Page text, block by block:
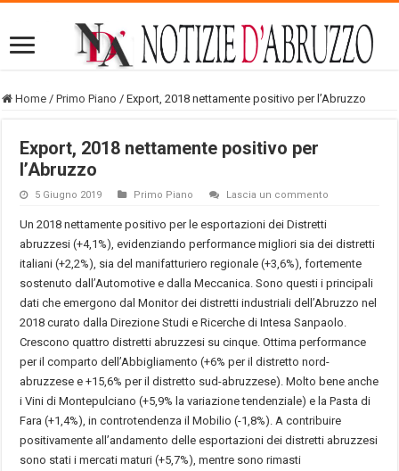
Home / Primo Piano / Export, 2018 nettamente positivo per l’Abruzzo
Export, 2018 nettamente positivo per
l’Abruzzo
5 Giugno 2019 Primo Piano Lascia un commento
Un 2018 nettamente positivo per le esportazioni dei Distretti
abruzzesi (+4,1%), evidenziando performance migliori sia dei distretti
italiani (+2,2%), sia del manifatturiero regionale (+3,6%), fortemente
sostenuto dall’Automotive e dalla Meccanica. Sono questi i principali
dati che emergono dal Monitor dei distretti industriali dell’Abruzzo nel
2018 curato dalla Direzione Studi e Ricerche di Intesa Sanpaolo.
Crescono quattro distretti abruzzesi su cinque. Ottima performance
per il comparto dell’Abbigliamento (+6% per il distretto nord-
abruzzese e +15,6% per il distretto sud-abruzzese). Molto bene anche
i Vini di Montepulciano (+5,9% la variazione tendenziale) e la Pasta di
Fara (+1,4%), in controtendenza il Mobilio (-1,8%). A contribuire
positivamente all’andamento delle esportazioni dei distretti abruzzesi
sono stati i mercati maturi (+5,7%), mentre sono rimasti